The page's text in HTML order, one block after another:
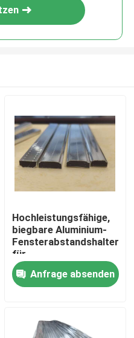
Hochleistungsfähige,
biegbare Aluminium-
Fensterabstandshalter
für
Isolierglaseinheiten
Anfrage absenden